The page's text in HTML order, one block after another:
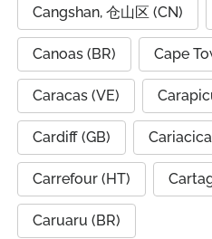
Cangshan, 仓山区 (CN)
Canoas (BR) Cape
Caracas (VE)
Cardiff (GB)
Carrefour (HT)
Caruaru (BR)